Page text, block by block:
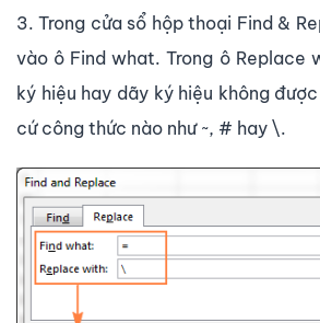
3. Trong cửa sổ hộp thoại Find &
vào ô Find what. Trong ô Replace
ký hiệu hay dãy ký hiệu không
cứ công thức nào như ~, # hay \.